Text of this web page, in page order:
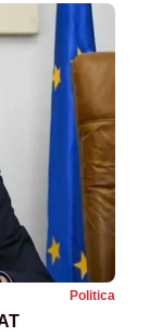
Politica